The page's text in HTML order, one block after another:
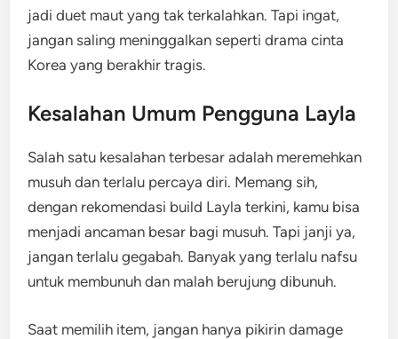
jadi duet maut yang tak terkalahkan. Tapi ingat,
jangan saling meninggalkan seperti drama cinta
Korea yang berakhir tragis.
Kesalahan Umum Pengguna Layla
Salah satu kesalahan terbesar adalah meremehkan
musuh dan terlalu percaya diri. Memang sih,
dengan rekomendasi build Layla terkini, kamu bisa
menjadi ancaman besar bagi musuh. Tapi janji ya,
jangan terlalu gegabah. Banyak yang terlalu nafsu
untuk membunuh dan malah berujung dibunuh.
Saat memilih item, jangan hanya pikirin damage